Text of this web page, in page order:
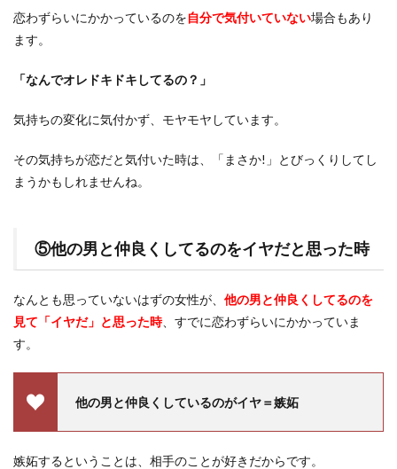
恋わずらいにかかっているのを自分で気付いていない場合もあり
ます。
「なんでオレドキドキしてるの？」
気持ちの変化に気付かず、モヤモヤしています。
その気持ちが恋だと気付いた時は、「まさか!」とびっくりしてし
まうかもしれませんね。
⑤他の男と仲良くしてるのをイヤだと思った時
なんとも思っていないはずの女性が、 他の男と仲良くしてるのを
見て「イヤだ」と思った時、すでに恋わずらいにかかっていま
す。
他の男と仲良くしているのがイヤ＝嫉妬
嫉妬するということは、相手のことが好きだからです。